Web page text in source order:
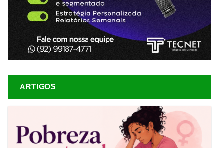
ARTIGOS